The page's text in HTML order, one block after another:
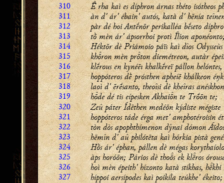
310  rha kaì es díphron árnas théto isótheos
311 àn d' ár' ébain' autós, katà d' hēnía
312 pàr dé hoi Antḗnōr perikalléa bḗseto
313 tṑ mèn ár' ápsorrhoi protì Ílion
314 Héktōr dè Priámoio páïs kaì dîos Odysseùs
315 khron mèn prton diemétreon, autàr
316 klḗrous en kynéēı khalkḗreï pállon helóntes,
317 hoppóteros dḕ prósthen apheíē khálkeon
318 laoì d' ērḗsanto, theoîsi dè kheîras
319 hde dé tis eípesken Akhain te Trṓōn te;
320 Zeû páter Ídēthen medéōn kýdiste mégiste
321 hoppóteros táde érga met' amphotéroisin
322 tòn dòs apophthímenon dŷnai dómon
323 hēmîn d' aû philótēta kaì hórkia pistà
324 Hṑs ár' éphan, pállen dè mégas
325 àps horóōn; Pários dè thos ek klros
326 hoì mèn épeith' hízonto katà stíkhas, hkhi
327 híppoi aersípodes kaì poikíla teúkhe' ékeito;